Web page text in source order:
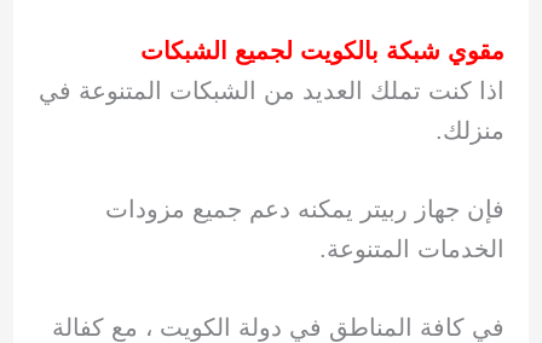
مقوي شبكة بالكويت لجميع الشبكات
اذا كنت تملك العديد من الشبكات المتنوعة في
منزلك.
فإن جهاز ربيتر يمكنه دعم جميع مزودات
الخدمات المتنوعة.
في كافة المناطق في دولة الكويت ، مع كفالة